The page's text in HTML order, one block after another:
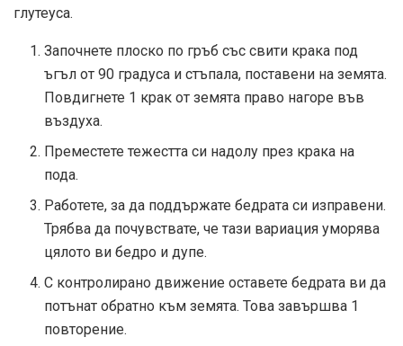
глутеуса.
Започнете плоско по гръб със свити крака под
ъгъл от 90 градуса и стъпала, поставени на земята.
Повдигнете 1 крак от земята право нагоре във
въздуха.
Преместете тежестта си надолу през крака на
пода.
Работете, за да поддържате бедрата си изправени.
Трябва да почувствате, че тази вариация уморява
цялото ви бедро и дупе.
С контролирано движение оставете бедрата ви да
потънат обратно към земята. Това завършва 1
повторение.